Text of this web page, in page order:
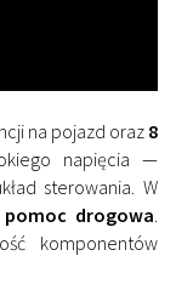
na pojazd oraz8
napięcia —
sterowania. W
drogowa
komponentów